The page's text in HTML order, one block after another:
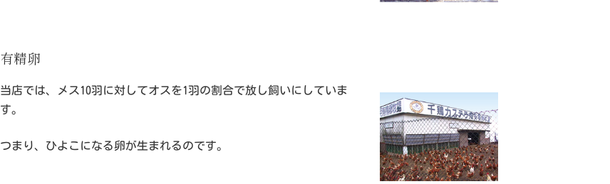
有精卵
当店では、メス10羽に対してオスを1羽の割合で放し飼いにしていま
す。
つまり、ひよこになる卵が生まれるのです。